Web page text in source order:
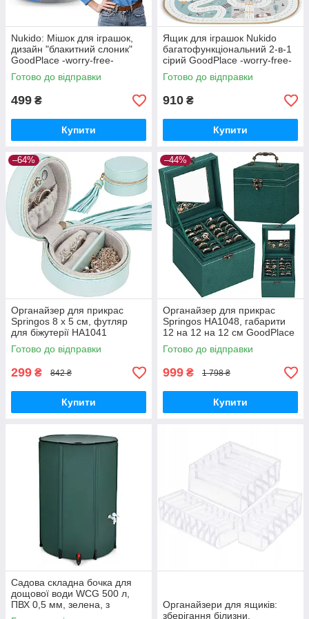
Nukido: Мішок для іграшок,
дизайн "блакитний слоник"
GoodPlace -worry-free-
shopping-
Готово до відправки
499 ₴
Купити
Ящик для іграшок Nukido
багатофункціональний 2-в-1
сірий GoodPlace -worry-free-
shopping-
Готово до відправки
910 ₴
Купити
–64%
Органайзер для прикрас
Springos 8 x 5 см, футляр
для біжутерії HA1041
GoodPlace -worry-free-
shopping-
Готово до відправки
299 ₴ 842 ₴
Купити
–44%
Органайзер для прикрас
Springos HA1048, габарити
12 на 12 на 12 см GoodPlace
-worry-free-shopping-
Готово до відправки
999 ₴ 1 798 ₴
Купити
Садова складна бочка для
дощової води WCG 500 л,
ПВХ 0,5 мм, зелена, з
кришкою та краном
Органайзери для ящиків:
зберігання білизни,